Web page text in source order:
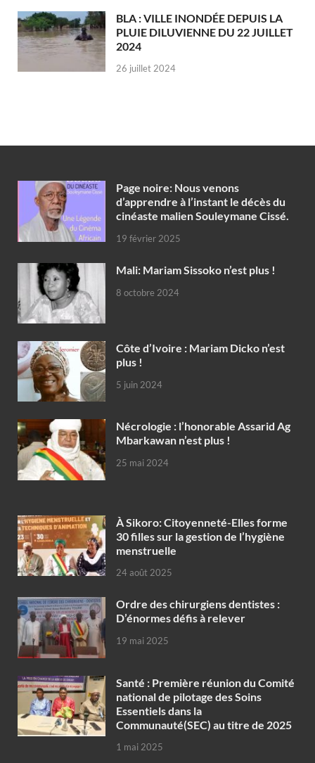
BLA : VILLE INONDÉE DEPUIS LA
PLUIE DILUVIENNE DU 22 JUILLET
2024
26 juillet 2024
Page noire: Nous venons
d’apprendre à l’instant le décès du
cinéaste malien Souleymane Cissé.
19 février 2025
Mali: Mariam Sissoko n’est plus !
8 octobre 2024
Côte d’Ivoire : Mariam Dicko n’est
plus !
5 juin 2024
Nécrologie : l’honorable Assarid Ag
Mbarkawan n’est plus !
25 mai 2024
À Sikoro: Citoyenneté-Elles forme
30 filles sur la gestion de l’hygiène
menstruelle
24 août 2025
Ordre des chirurgiens dentistes :
D’énormes défis à relever
19 mai 2025
Santé : Première réunion du Comité
national de pilotage des Soins
Essentiels dans la
Communauté(SEC) au titre de 2025
1 mai 2025